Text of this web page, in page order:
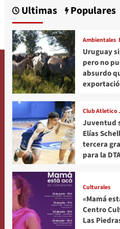
Ultimas Populares
Ambientales
Uruguay
pero no
absurdo
Club Atletico
Juventud
Elías
tercera
para la
Culturales
«Mamá
Centro
Las